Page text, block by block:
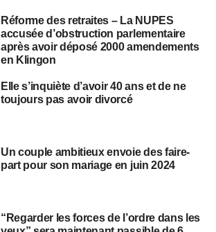
Réforme des retraites – La NUPES
accusée d’obstruction parlementaire
après avoir déposé 2000 amendements
en Klingon
Elle s’inquiète d’avoir 40 ans et de ne
toujours pas avoir divorcé
Un couple ambitieux envoie des faire-
part pour son mariage en juin 2024
“Regarder les forces de l’ordre dans les